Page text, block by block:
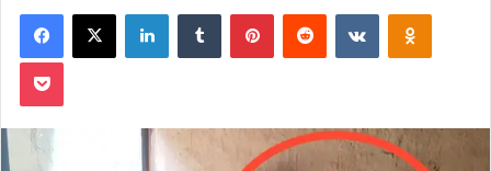
email
Facebook
X LinkedInTumblr PinterestReddit VKontakte
Pocket